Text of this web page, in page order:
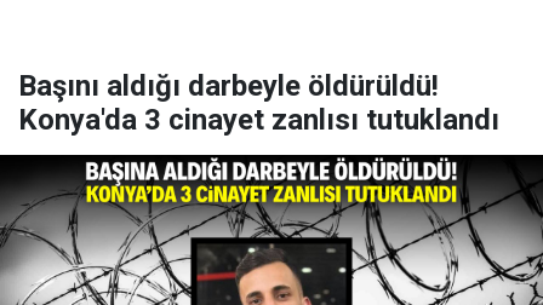
Başını aldığı darbeyle öldürüldü!
Konya'da 3 cinayet zanlısı tutuklandı